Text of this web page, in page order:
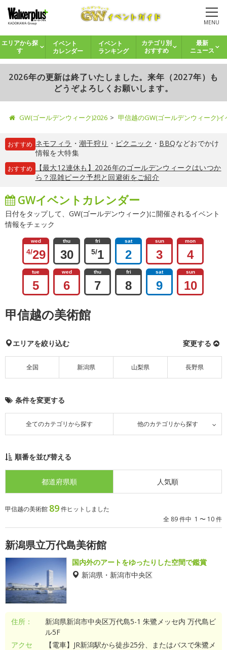
MENU
エリアから探
す
イベント
カレンダー
イベント
ランキング
カテゴリ別
おすすめ
最新
ニュース
2026年の更新は終了いたしました。来年（2027年）も
どうぞよろしくお願いします。
GW(ゴールデンウィーク)2026 甲信越のGW(ゴールデンウィーク)
おすすめ ネモフィラ ・ 潮干狩り ・ ピクニック ・ BBQなどおでかけ
情報を大特集
おすすめ
【最大12連休も】2026年のゴールデンウィークはいつか
ら？混雑ピーク予想と回避術をご紹介
GWイベントカレンダー
日付をタップして、GW(ゴールデンウィーク)に開催されるイベント
情報をチェック
wed
4/29
thu
30
fri
5/1
sat
2
sun
3
mon
4
tue
5
wed
6
thu
7
fri
8
sat
9
sun
10
甲信越の美術館
エリアを絞り込む 変更する
全国 新潟県 山梨県 長野県
条件を変更する
全てのカテゴリから探す 他のカテゴリから探す
順番を並び替える
都道府県順 人気順
甲信越の美術館 89件ヒットしました
全 89 件中 1 〜 10 件
新潟県立万代島美術館
国内外のアートをゆったりした空間で鑑賞
新潟県・新潟市中央区
住所：
新潟県新潟市中央区万代島5-1 朱鷺メッセ内 万代島ビ
ル5F
アクセ
【電車】JR新潟駅から徒歩25分、またはバスで朱鷺メ